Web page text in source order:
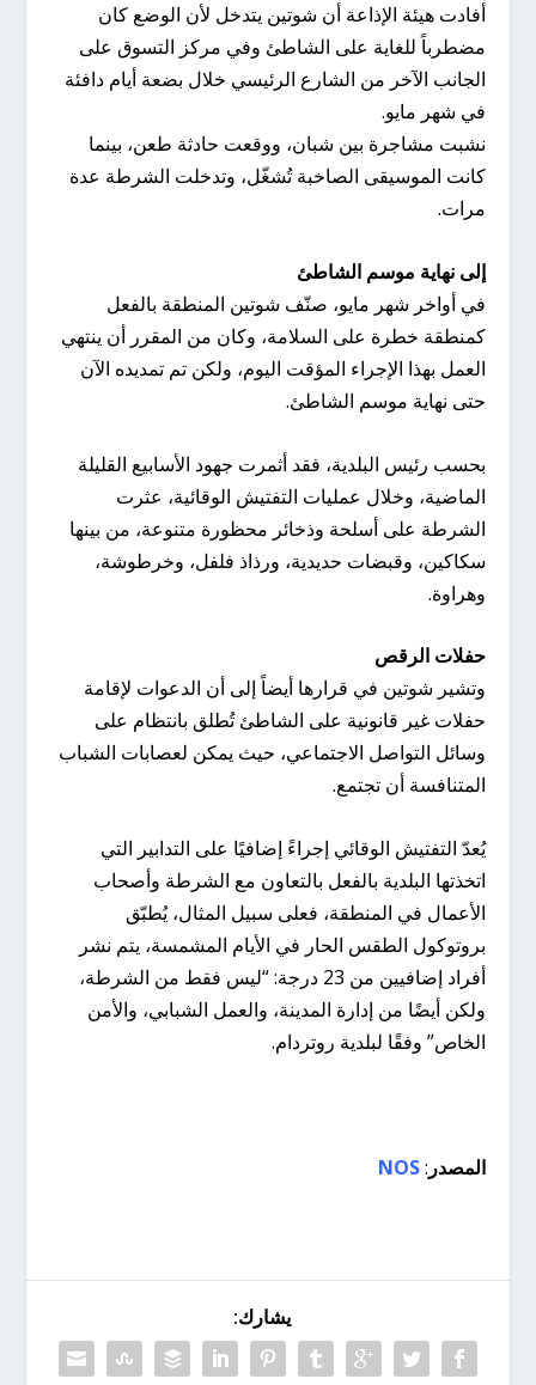
أفادت هيئة الإذاعة أن شوتين يتدخل لأن الوضع كان
مضطرباً للغاية على الشاطئ وفي مركز التسوق على
الجانب الآخر من الشارع الرئيسي خلال بضعة أيام دافئة
في شهر مايو.
نشبت مشاجرة بين شبان، ووقعت حادثة طعن، بينما
كانت الموسيقى الصاخبة تُشغّل، وتدخلت الشرطة عدة
مرات.
إلى نهاية موسم الشاطئ
في أواخر شهر مايو، صنّف شوتين المنطقة بالفعل
كمنطقة خطرة على السلامة، وكان من المقرر أن ينتهي
العمل بهذا الإجراء المؤقت اليوم، ولكن تم تمديده الآن
حتى نهاية موسم الشاطئ.
بحسب رئيس البلدية، فقد أثمرت جهود الأسابيع القليلة
الماضية، وخلال عمليات التفتيش الوقائية، عثرت
الشرطة على أسلحة وذخائر محظورة متنوعة، من بينها
سكاكين، وقبضات حديدية، ورذاذ فلفل، وخرطوشة،
وهراوة.
حفلات الرقص
وتشير شوتين في قرارها أيضاً إلى أن الدعوات لإقامة
حفلات غير قانونية على الشاطئ تُطلق بانتظام على
وسائل التواصل الاجتماعي، حيث يمكن لعصابات الشباب
المتنافسة أن تجتمع.
يُعدّ التفتيش الوقائي إجراءً إضافيًا على التدابير التي
اتخذتها البلدية بالفعل بالتعاون مع الشرطة وأصحاب
الأعمال في المنطقة، فعلى سبيل المثال، يُطبّق
بروتوكول الطقس الحار في الأيام المشمسة، يتم نشر
أفراد إضافيين من 23 درجة: “ليس فقط من الشرطة،
ولكن أيضًا من إدارة المدينة، والعمل الشبابي، والأمن
الخاص” وفقًا لبلدية روتردام.
المصدر :
NOS
يشارك: